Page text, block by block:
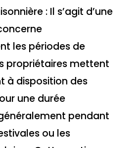
: Il s’agit d’une
les périodes de
propriétaires mettent
à disposition des
une durée
pendant
ou les